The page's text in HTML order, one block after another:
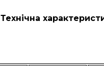
Технічна